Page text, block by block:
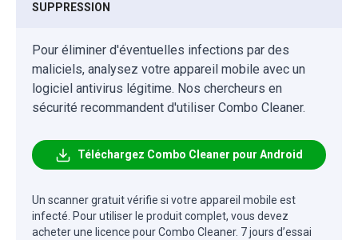
SUPPRESSION
Pour éliminer d'éventuelles infections par des
maliciels, analysez votre appareil mobile avec un
logiciel antivirus légitime. Nos chercheurs en
sécurité recommandent d'utiliser Combo Cleaner.
Téléchargez Combo Cleaner pour Android
Un scanner gratuit vérifie si votre appareil mobile est
infecté. Pour utiliser le produit complet, vous devez
acheter une licence pour Combo Cleaner. 7 jours d’essai